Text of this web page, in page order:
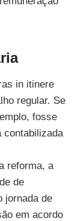
in itinere
regular. Se
fosse
contabilizada
reforma, a
de
jornada de
em acordo